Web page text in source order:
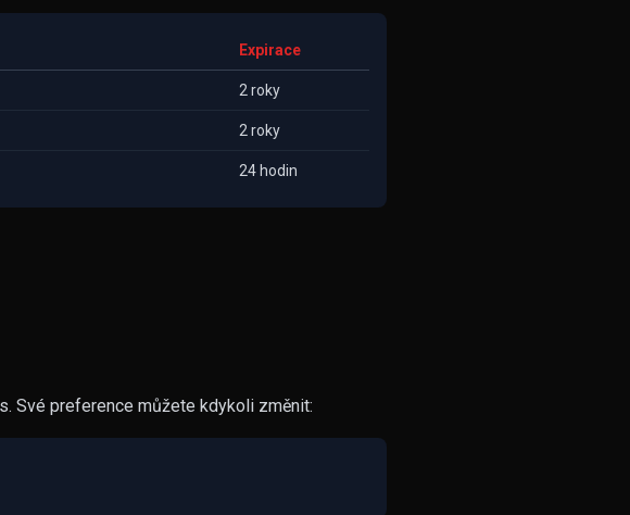
Expirace
2 roky
2 roky
24 hodin
Své preference můžete kdykoli změnit: